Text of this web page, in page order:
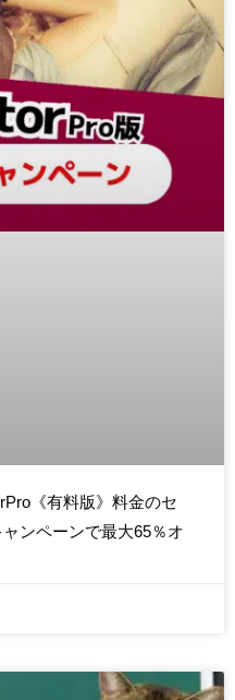
《有料版》料金のセ
ンペーンで最大65％オ